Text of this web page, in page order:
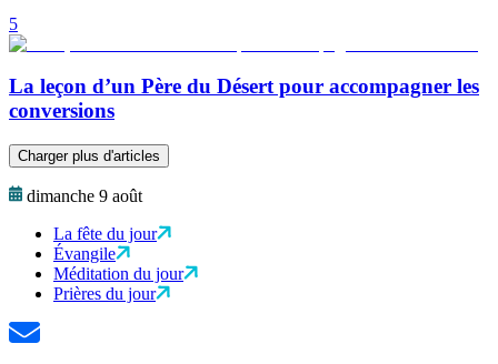
5
La leçon d’un Père du Désert pour accompagner les
conversions
Charger plus d'articles
dimanche 9 août
La fête du jour
Évangile
Méditation du jour
Prières du jour